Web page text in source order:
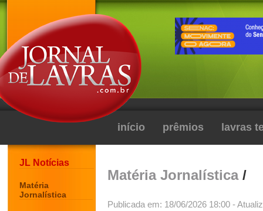
início prêmios lavras
JL Notícias
Matéria
Jornalística
Matéria Jornalística/
Publicada em: 18/06/2026 18:00 -